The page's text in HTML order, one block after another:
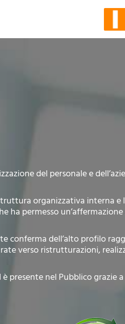
del personale e
organizzativa interna e
ha permesso
conferma dell’alto profilo
verso ristrutturazioni,
presente nel Pubblico grazie